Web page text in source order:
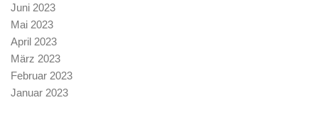
Juni 2023
Mai 2023
April 2023
März 2023
Februar 2023
Januar 2023